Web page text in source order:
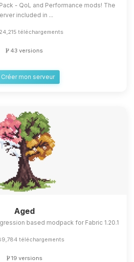
- QoL and Performance mods! The
included in ...
téléchargements
43 versions
Créer mon serveur
Aged
based modpack for Fabric 1.20.1
téléchargements
19 versions